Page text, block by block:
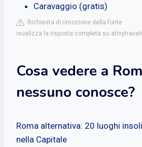
Caravaggio (gratis)
Richiesta di rimozione della fonte
isualizza la risposta completa su
Cosa vedere a
nessuno conosce?
Roma alternativa: 20 luoghi
nella Capitale